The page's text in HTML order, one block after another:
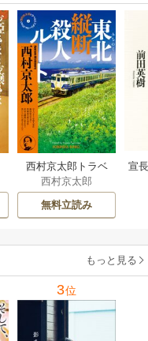
西村京太郎トラベ
ルミステリー・セ
レクション 2巻
西村京太郎
無料立読み
宣
もっと見る
3位